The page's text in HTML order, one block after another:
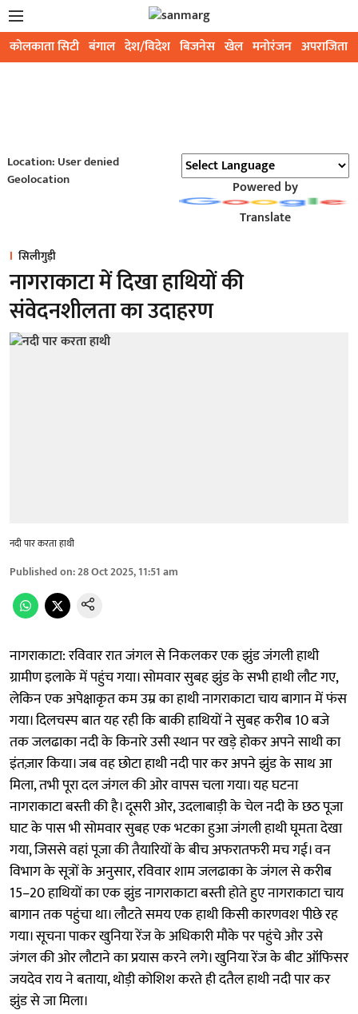
कोलकाता सिटी बंगाल देश/विदेश बिजनेस खेल मनोरंजन अपराजिता
Location: User denied
Geolocation
Powered by
Translate
सिलीगुड़ी
नागराकाटा में दिखा हाथियों की
संवेदनशीलता का उदाहरण
नदी पार करता हाथी
Published on:28 Oct 2025, 11:51 am
नागराकाटा: रविवार रात जंगल से निकलकर एक झुंड जंगली हाथी
ग्रामीण इलाके में पहुंच गया। सोमवार सुबह झुंड के सभी हाथी लौट गए,
लेकिन एक अपेक्षाकृत कम उम्र का हाथी नागराकाटा चाय बागान में फंस
गया। दिलचस्प बात यह रही कि बाकी हाथियों ने सुबह करीब 10 बजे
तक जलढाका नदी के किनारे उसी स्थान पर खड़े होकर अपने साथी का
इंतज़ार किया। जब वह छोटा हाथी नदी पार कर अपने झुंड के साथ आ
मिला, तभी पूरा दल जंगल की ओर वापस चला गया। यह घटना
नागराकाटा बस्ती की है। दूसरी ओर, उदलाबाड़ी के चेल नदी के छठ पूजा
घाट के पास भी सोमवार सुबह एक भटका हुआ जंगली हाथी घूमता देखा
गया, जिससे वहां पूजा की तैयारियों के बीच अफरातफरी मच गई। वन
विभाग के सूत्रों के अनुसार, रविवार शाम जलढाका के जंगल से करीब
15–20 हाथियों का एक झुंड नागराकाटा बस्ती होते हुए नागराकाटा चाय
बागान तक पहुंचा था। लौटते समय एक हाथी किसी कारणवश पीछे रह
गया। सूचना पाकर खुनिया रेंज के अधिकारी मौके पर पहुंचे और उसे
जंगल की ओर लौटाने का प्रयास करने लगे। खुनिया रेंज के बीट ऑफिसर
जयदेव राय ने बताया, थोड़ी कोशिश करते ही दतैल हाथी नदी पार कर
झुंड से जा मिला।